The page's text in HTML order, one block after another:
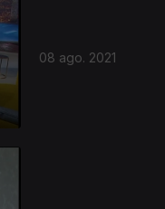
08 ago. 2021